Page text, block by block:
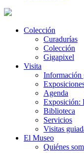
Colección
Curadurías
Colección
Gigapixel
Visita
Información
Agenda
Exposición:
Biblioteca
Servicios
Visitas
El Museo
Quiénes